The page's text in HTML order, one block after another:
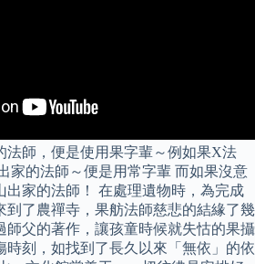
法師，便是使用果字輩～例如果X法
家的法師～便是用常字輩 而如果沒意
出家的法師！ 在處理遺物時，為完成
到了農禪寺，果舫法師慈悲的結緣了幾
師父的著作，讓孩童時候就失怙的果攝
時刻，如找到了長久以來「無依」的依